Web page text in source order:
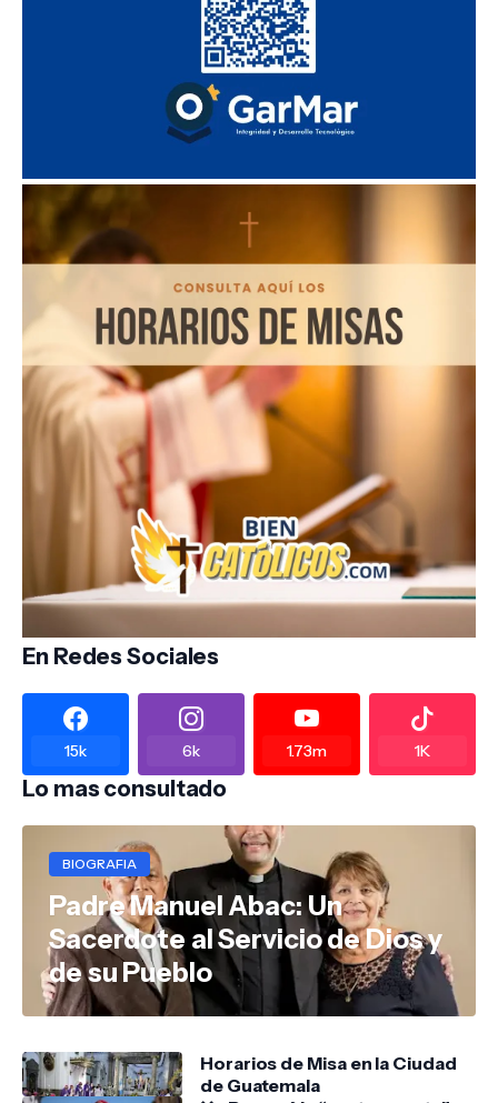
En Redes Sociales
15k 6k 1.73m 1K
Lo mas consultado
BIOGRAFIA
Padre Manuel Abac: Un
Sacerdote al Servicio de Dios y
de su Pueblo
Horarios de Misa en la Ciudad
de Guatemala